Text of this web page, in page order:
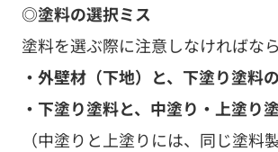
◎塗料の選択ミス
塗料を選ぶ際に注意しなければなら
・外壁材（下地）と、下塗り塗料
・下塗り塗料と、中塗り・上塗り
（中塗りと上塗りには、同じ塗料